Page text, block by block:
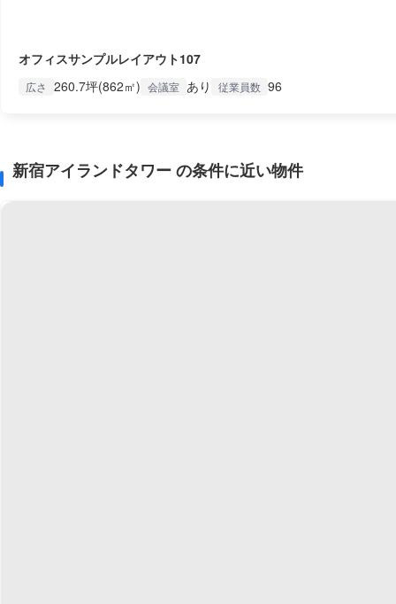
オフィスサンプルレイアウト107
広さ 260.7坪(862㎡) 会議室 あり 従業員数 96
新宿アイランドタワー の条件に近い物件